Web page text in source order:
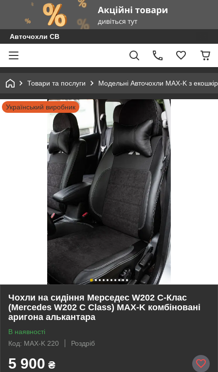
Авточохли СВ
Товари та послуги Модельні Авточохли MAX-K з
Український виробник
Чохли на сидіння Мерседес W202 С-Клас
(Mercedes W202 С Class) MAX-K комбіновані
аригона алькантара
В наявності
Код: MAX-K 220
Роздріб
5 900 ₴